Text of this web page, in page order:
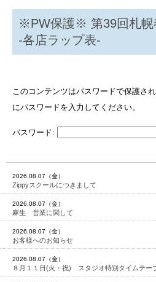
※PW保護※ 第39回札幌
-各店ラップ表-
このコンテンツはパスワードで保護さ
にパスワードを入力してください。
パスワード:
2026.08.07（金）
Zippyスクールにつきまして
2026.08.07（金）
麻生 営業に関して
2026.08.07（金）
お客様へのお知らせ
2026.08.07（金）
８月１１日(火・祝) スタジオ特別タイムテー